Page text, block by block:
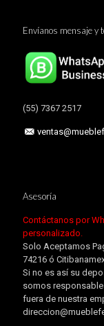
Envíanos mensaje y
(55) 7367 2517
Asesoría
Contáctanos por
personalizado.
Solo Aceptamos
74216 ó
Si no es así su
somos
fuera de nuestra